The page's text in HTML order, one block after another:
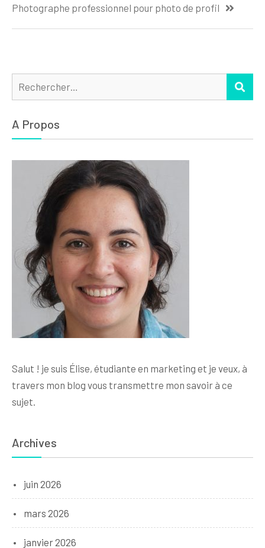
l’article
Photographe professionnel pour photo de profil
Rechercher :
A Propos
Salut ! je suis Élise, étudiante en marketing et je veux, à
travers mon blog vous transmettre mon savoir à ce
sujet.
Archives
juin 2026
mars 2026
janvier 2026